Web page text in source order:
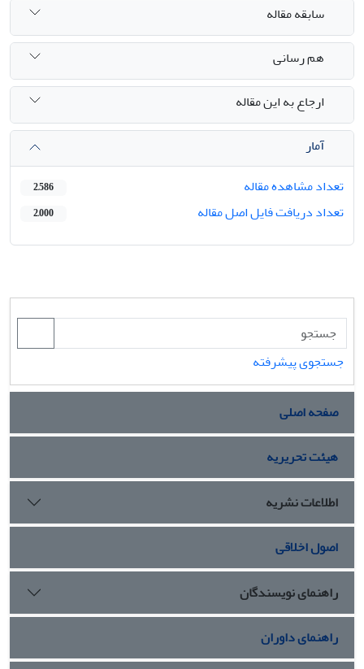
سابقه مقاله
هم رسانی
ارجاع به این مقاله
آمار
تعداد مشاهده مقاله
2,586
تعداد دریافت فایل اصل مقاله 2,000
جستجوی پیشرفته
صفحه اصلی
هیئت تحریریه
اطلاعات نشریه
اصول اخلاقی
راهنمای نویسندگان
راهنمای داوران